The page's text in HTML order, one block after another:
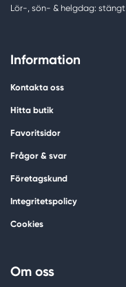
Lör-, sön- & helgdag: stängt
Information
Kontakta oss
Hitta butik
Favoritsidor
Frågor & svar
Företagskund
Integritetspolicy
Cookies
Om oss